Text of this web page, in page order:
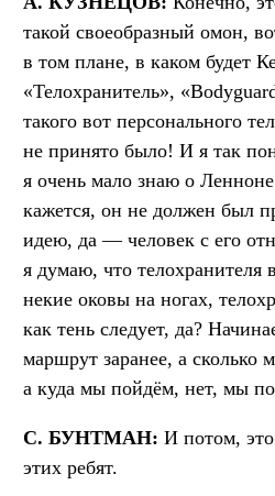
такой своеобразный омон,
в том плане, в каком будет
«Телохранитель»,
такого вот персонального
не принято было! И я так
я очень мало знаю о
кажется, он не должен был
идею, да — человек с его
я думаю, что телохранителя
некие оковы на ногах,
как тень следует, да?
маршрут заранее, а сколько
а куда мы пойдём, нет, мы
С. БУНТМАН: И потом,
этих ребят.